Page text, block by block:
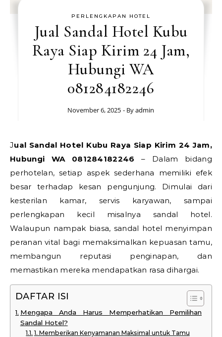
PERLENGKAPAN HOTEL
Jual Sandal Hotel Kubu
Raya Siap Kirim 24 Jam,
Hubungi WA
081284182246
November 6, 2025 - Byadmin
Jual Sandal Hotel Kubu Raya Siap Kirim 24 Jam,
Hubungi WA 081284182246 – Dalam bidang
perhotelan, setiap aspek sederhana memiliki efek
besar terhadap kesan pengunjung. Dimulai dari
kesterilan kamar, servis karyawan, sampai
perlengkapan kecil misalnya sandal hotel.
Walaupun nampak biasa, sandal hotel menyimpan
peranan vital bagi memaksimalkan kepuasan tamu,
membangun reputasi penginapan, dan
memastikan mereka mendapatkan rasa dihargai.
DAFTAR ISI
Mengapa Anda Harus Memperhatikan Pemilihan
Sandal Hotel?
1. Memberikan Kenyamanan Maksimal untuk Tamu